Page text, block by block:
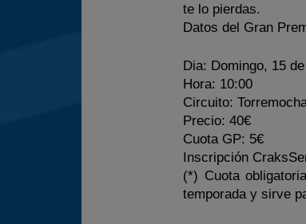
te lo pierdas.
Datos del Gran
Dia: Domingo, 15
Hora: 10:00
Circuito:
Precio: 40€
Cuota GP: 5€
Inscripción
(*) Cuota
temporada y sirve